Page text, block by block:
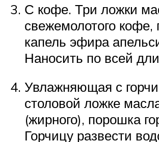
С кофе. Три ложки
свежемолотого кофе,
капель эфира
Наносить по всей
Увлажняющая с
столовой ложке
(жирного), порошка
Горчицу развести